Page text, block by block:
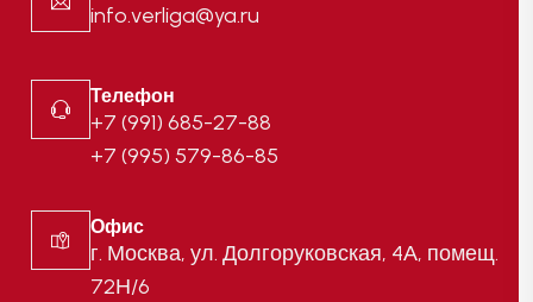
info.verliga@ya.ru
Телефон
+7 (991) 685-27-88
+7 (995) 579-86-85
Офис
г. Москва, ул. Долгоруковская, 4А, помещ.
72Н/6